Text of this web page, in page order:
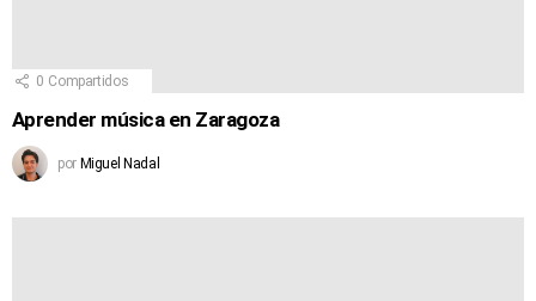
0 Compartidos
Aprender música en Zaragoza
por Miguel Nadal